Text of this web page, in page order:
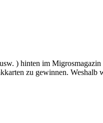
) hinten im Migrosmagazin
zu gewinnen.